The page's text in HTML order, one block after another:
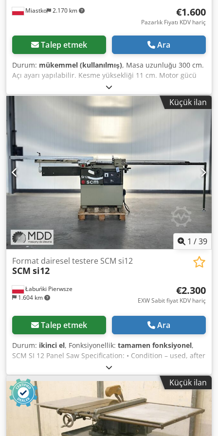
Miastko 2.170 km €1.600
Pazarlık Fiyatı KDV hariç
Talep etmek Ara
Durum: mükemmel (kullanılmış), Masa uzunluğu 300 cm.
Açı ayarı yapılabilir. Kesme yüksekliği 11 cm. Motor gücü
5,5 kW. Toz emme sistemi makinenin içine entegre
edilmiştir. Boşluk 65 cm / 80 cm. Csdpfozi N Duox Al Rerf
Küçük ilan
1 /39
Łabuńki Pierwsze
1.604 km
Format dairesel testere SCM si12
SCM si12
€2.300
EXW Sabit fiyat KDV hariç
Talep etmek Ara
Durum: ikinci el, Fonksiyonellik: tamamen fonksiyonel,
SCM SI 12 Panel Saw Specification: • Condition – used, after
comprehensive inspection Csdpfx Asza Hi Rel Rjrf •
Manufacturer – SCM • Model – SI 12 • Sliding table length:
150 cm • Installed blade diameter: 300 mm • Main saw
motor: 3.0 kW • Blade tilting: manual • Blade raising and
lowering: manual • Max cutting height: approx. 90 mm •
Side table dimensions: 85 x 60 cm • Extraction port
diameter: 100 mm • Weight: approx. 450 kg • Overall
Küçük ilan